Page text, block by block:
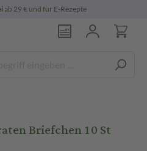
ab 29 € und für E-Rezepte
Briefchen 10 St